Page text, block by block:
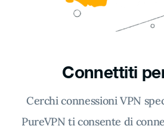
Connettiti
Cerchi connessioni VPN
PureVPN ti consente di